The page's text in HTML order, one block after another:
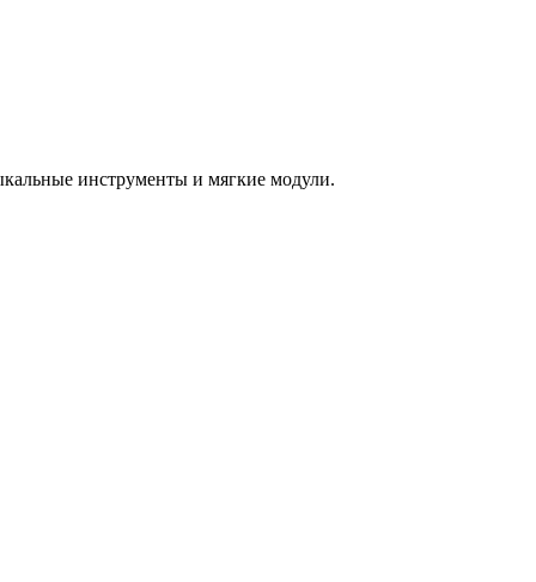
инструменты и мягкие модули.